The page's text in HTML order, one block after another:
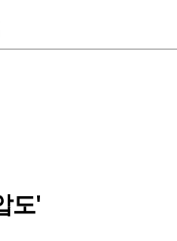
도'